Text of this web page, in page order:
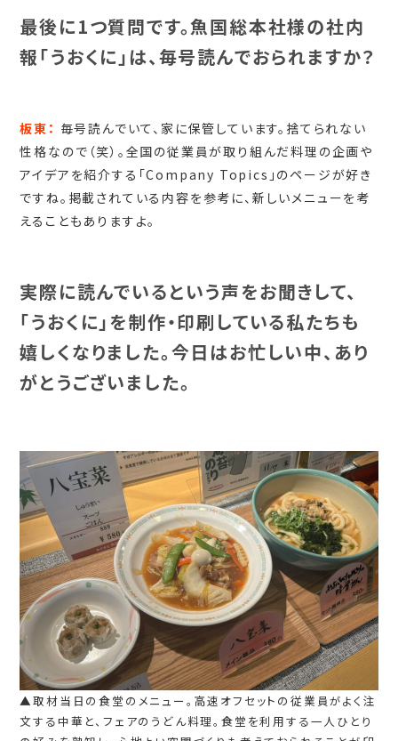
最後に1つ質問です。魚国総本社様の社内
報「うおくに」は、毎号読んでおられますか？
板東： 毎号読んでいて、家に保管しています。捨てられない
性格なので（笑）。全国の従業員が取り組んだ料理の企画や
アイデアを紹介する「Company Topics」のページが好き
ですね。掲載されている内容を参考に、新しいメニューを考
えることもありますよ。
実際に読んでいるという声をお聞きして、
「うおくに」を制作・印刷している私たちも
嬉しくなりました。今日はお忙しい中、あり
がとうございました。
▲取材当日の食堂のメニュー。高速オフセットの従業員がよく注
文する中華と、フェアのうどん料理。食堂を利用する一人ひとり